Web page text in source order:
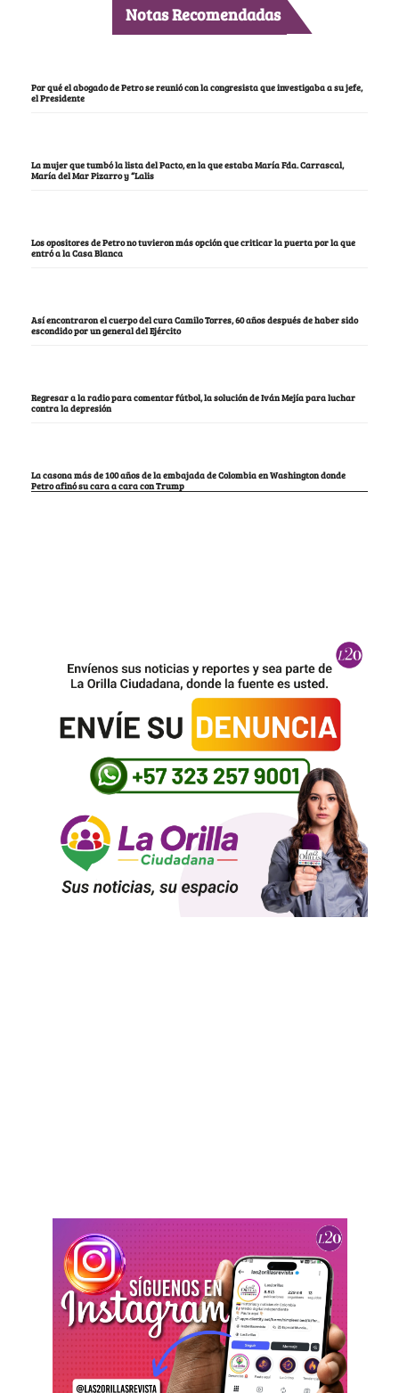
Notas Recomendadas
Por qué el abogado de Petro se reunió con la congresista que investigaba a su jefe,
el Presidente
La mujer que tumbó la lista del Pacto, en la que estaba María Fda. Carrascal,
María del Mar Pizarro y “Lalis
Los opositores de Petro no tuvieron más opción que criticar la puerta por la que
entró a la Casa Blanca
Así encontraron el cuerpo del cura Camilo Torres, 60 años después de haber sido
escondido por un general del Ejército
Regresar a la radio para comentar fútbol, la solución de Iván Mejía para luchar
contra la depresión
La casona más de 100 años de la embajada de Colombia en Washington donde
Petro afinó su cara a cara con Trump